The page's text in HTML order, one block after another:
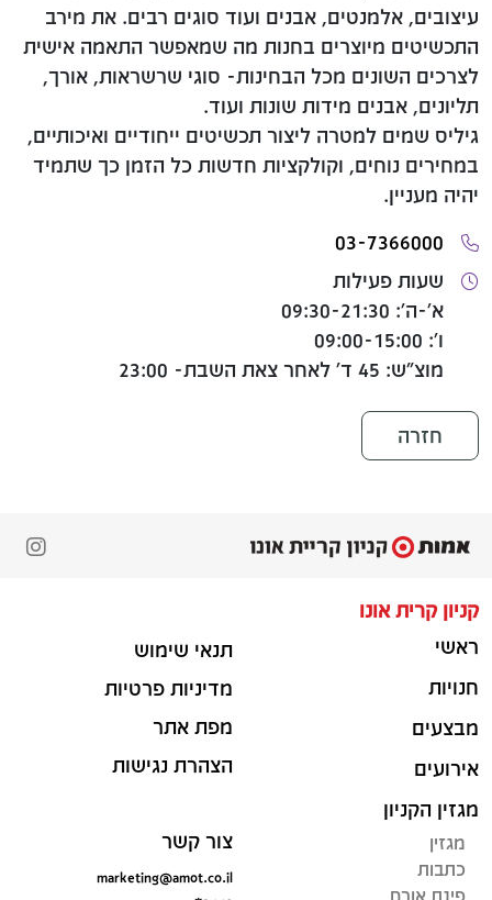
עיצובים, אלמנטים, אבנים ועוד סוגים רבים. את מירב
התכשיטים מיוצרים בחנות מה שמאפשר התאמה אישית
לצרכים השונים מכל הבחינות- סוגי שרשראות, אורך,
תליונים, אבנים מידות שונות ועוד.
גיליס שמים למטרה ליצור תכשיטים ייחודיים ואיכותיים,
במחירים נוחים, וקולקציות חדשות כל הזמן כך שתמיד
יהיה מעניין.
03-7366000
שעות פעילות
א'-ה': 09:30-21:30
ו': 09:00-15:00
מוצ"ש: 45 ד' לאחר צאת השבת- 23:00
חזרה
קניון קרית אונו
ראשי
חנויות
מבצעים
אירועים
מגזין הקניון
מגזין
כתבות
פינת אורח
תנאי שימוש
מדיניות פרטיות
מפת אתר
הצהרת נגישות
צור קשר
marketing@amot.co.il